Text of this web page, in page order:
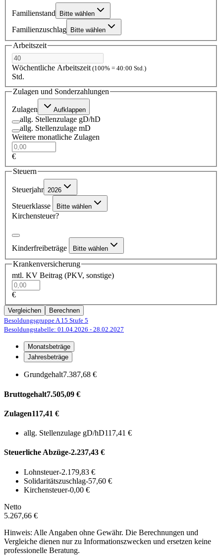
Familienstand Bitte wählen
Familienzuschlag Bitte wählen
Arbeitszeit
Wöchentliche Arbeitszeit (100% = 40:00 Std.)
Std.
Zulagen und Sonderzahlungen
Zulagen Aufklappen
allg. Stellenzulage gD/hD
allg. Stellenzulage mD
Weitere monatliche Zulagen
€
Steuern
Steuerjahr 2026
Steuerklasse Bitte wählen
Kirchensteuer?
Kinderfreibeträge Bitte wählen
Krankenversicherung
mtl. KV Beitrag (PKV, sonstige)
€
Vergleichen
Berechnen
Besoldungsgruppe A 15 Stufe 5
Besoldungstabelle: 01.04.2026 - 28.02.2027
Monatsbeträge
Jahresbeträge
Grundgehalt7.387,68 €
Bruttogehalt7.505,09 €
Zulagen117,41 €
allg. Stellenzulage gD/hD117,41 €
Steuerliche Abzüge-2.237,43 €
Lohnsteuer-2.179,83 €
Solidaritätszuschlag-57,60 €
Kirchensteuer-0,00 €
Netto
5.267,66 €
Hinweis: Alle Angaben ohne Gewähr. Die Berechnungen und
Vergleiche dienen nur zu Informationszwecken und ersetzen keine
professionelle Beratung.